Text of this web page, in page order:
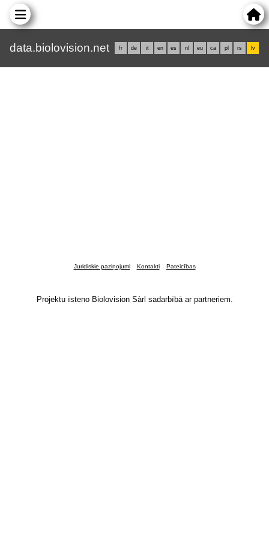
data.biolovision.net fr de it en es nl eu ca pl rs lv
Juridiskie paziņojumi Kontakti Pateicības
Projektu īsteno Biolovision Sàrl sadarbībā ar partneriem.